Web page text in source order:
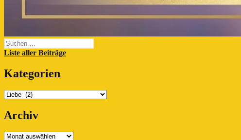
Suchen
nach:
Liste aller Beiträge
Kategorien
Kategorien
Archiv
Archiv